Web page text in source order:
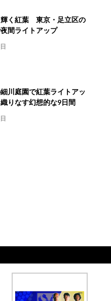
く紅葉 東京・足立区の
間ライトアップ
川庭園で紅葉ライトアッ
りなす幻想的な9日間